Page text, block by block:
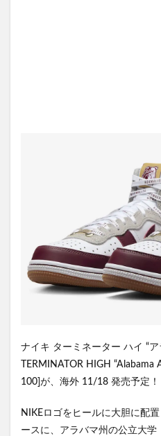
ナイキ ターミネーター ハイ “
TERMINATOR HIGH “Alabama
100]が、海外 11/18 発売予定！
NIKEロゴをヒールに大胆に配
ースに、アラバマ州の公立大学